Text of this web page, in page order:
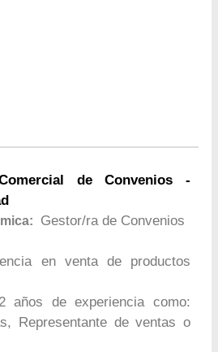
de Convenios -
Gestor/ra de Convenios
en venta de productos
años de experiencia como:
Representante de ventas o